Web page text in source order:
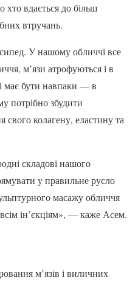
вдається до більш
втручань.
У нашому обличчі все
м’язи атрофуються і в
має бути навпаки — в
потрібно збудити
колагену, еластину та
складові нашого
у правильне русло
масажу обличчя
ін’єкціям», — каже Асем.
м’язів і виличних